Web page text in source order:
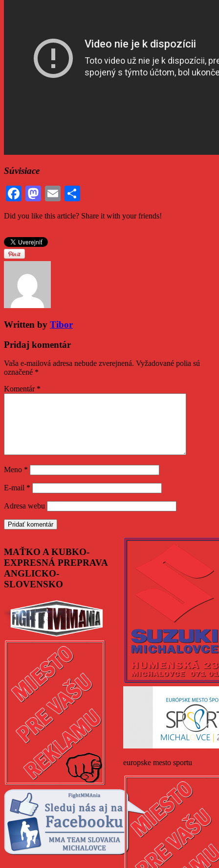
Súvisiace
Facebook
Mastodon
Email
Did you like this article? Share it with your friends!
Written by Tibor
Pridaj komentár
Vaša e-mailová adresa nebude zverejnená. Vyžadované polia sú
označené *
Komentár *
Meno *
E-mail *
Adresa webu
MAŤKO A KUBKO-
EXPRESNÁ PREPRAVA
ANGLICKO-
SLOVENSKO
europske mesto sportu